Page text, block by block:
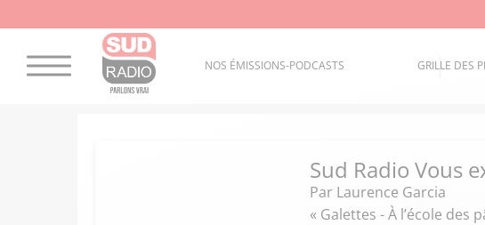
NOS ÉMISSIONS-PODCASTS GRILLE DES
Sud Radio Vous
Par Laurence Garcia
« Galettes - À l’école